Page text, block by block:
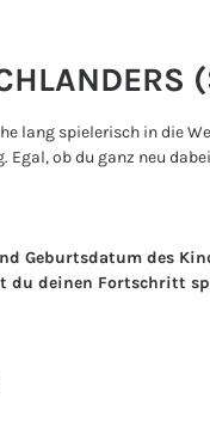
lang spielerisch in die
ob du ganz neu
Geburtsdatum des
deinen Fortschritt